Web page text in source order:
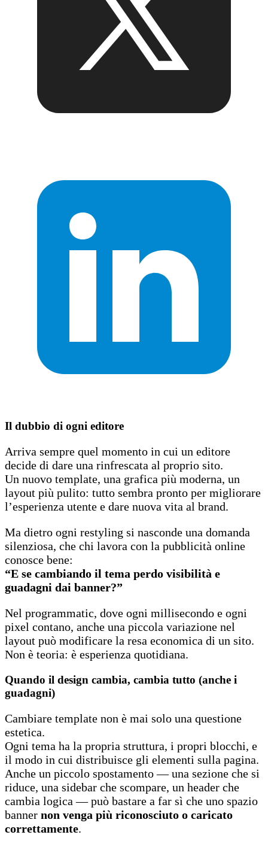
Il dubbio di ogni editore
Arriva sempre quel momento in cui un editore
decide di dare una rinfrescata al proprio sito.
Un nuovo template, una grafica più moderna, un
layout più pulito: tutto sembra pronto per migliorare
l’esperienza utente e dare nuova vita al brand.
Ma dietro ogni restyling si nasconde una domanda
silenziosa, che chi lavora con la pubblicità online
conosce bene:
“E se cambiando il tema perdo visibilità e
guadagni dai banner?”
Nel programmatic, dove ogni millisecondo e ogni
pixel contano, anche una piccola variazione nel
layout può modificare la resa economica di un sito.
Non è teoria: è esperienza quotidiana.
Quando il design cambia, cambia tutto (anche i
guadagni)
Cambiare template non è mai solo una questione
estetica.
Ogni tema ha la propria struttura, i propri blocchi, e
il modo in cui distribuisce gli elementi sulla pagina.
Anche un piccolo spostamento — una sezione che si
riduce, una sidebar che scompare, un header che
cambia logica — può bastare a far sì che uno spazio
banner non venga più riconosciuto o caricato
correttamente.